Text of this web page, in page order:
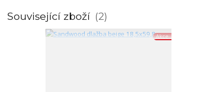
Související zboží 2
Akce